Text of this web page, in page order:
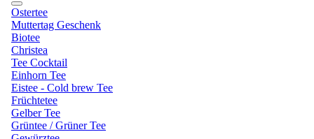
Ostertee
Muttertag Geschenk
Biotee
Christea
Tee Cocktail
Einhorn Tee
Eistee - Cold brew Tee
Früchtetee
Gelber Tee
Grüntee / Grüner Tee